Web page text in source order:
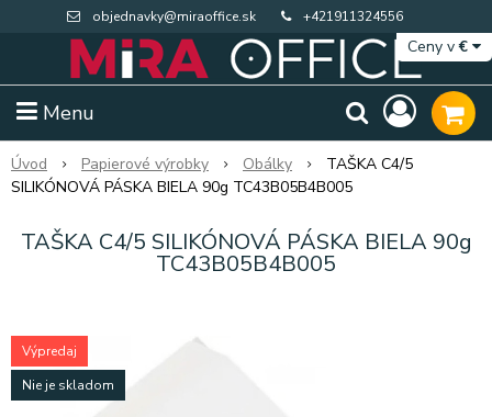
objednavky@miraoffice.sk +421911324556
Menu
Ceny v€
Úvod Papierové výrobky Obálky
TAŠKA C4/5
SILIKÓNOVÁ PÁSKA BIELA 90g TC43B05B4B005
TAŠKA C4/5 SILIKÓNOVÁ PÁSKA BIELA 90g
TC43B05B4B005
Výpredaj
Nie je skladom